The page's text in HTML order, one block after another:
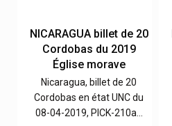
NICARAGUA billet de 20
Cordobas du 2019
Église morave
Nicaragua, billet de 20
Cordobas en état UNC du
08-04-2019, PICK-210a…